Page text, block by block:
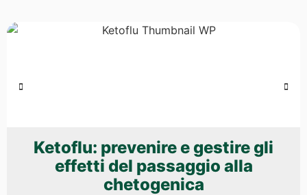
Ketoflu: prevenire e gestire gli
effetti del passaggio alla
chetogenica